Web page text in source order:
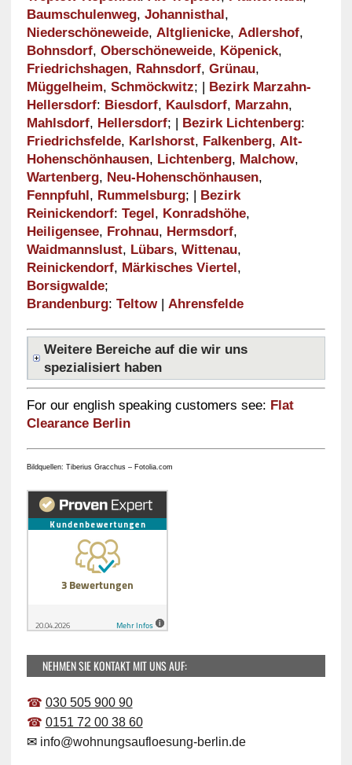
Baumschulenweg, Johannisthal,
Niederschöneweide, Altglienicke, Adlershof,
Bohnsdorf, Oberschöneweide, Köpenick,
Friedrichshagen, Rahnsdorf, Grünau,
Müggelheim, Schmöckwitz; | Bezirk Marzahn-
Hellersdorf: Biesdorf, Kaulsdorf, Marzahn,
Mahlsdorf, Hellersdorf; | Bezirk Lichtenberg:
Friedrichsfelde, Karlshorst, Falkenberg, Alt-
Hohenschönhausen, Lichtenberg, Malchow,
Wartenberg, Neu-Hohenschönhausen,
Fennpfuhl, Rummelsburg; | Bezirk
Reinickendorf: Tegel, Konradshöhe,
Heiligensee, Frohnau, Hermsdorf,
Waidmannslust, Lübars, Wittenau,
Reinickendorf, Märkisches Viertel,
Borsigwalde;
Brandenburg: Teltow| Ahrensfelde
Weitere Bereiche auf die wir uns
spezialisiert haben
For our english speaking customers see: Flat
Clearance Berlin
Bildquellen: Tiberius Gracchus – Fotolia.com
NEHMEN SIE KONTAKT MIT UNS AUF:
☎ 030 505 900 90
☎ 0151 72 00 38 60
✉ info@wohnungsaufloesung-berlin.de